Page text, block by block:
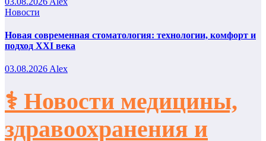
Новости
Новая современная стоматология: технологии, комфорт и
подход XXI века
03.08.2026Alex
⚕️ Новости медицины,
здравоохранения и